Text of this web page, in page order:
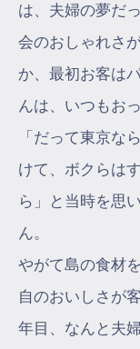
は、夫婦の夢だ
会のおしゃれさ
か、最初お客は
んは、いつもお
「だって東京な
けて、ボクらは
ら」と当時を思
ん。
やがて島の食材
自のおいしさが
年目、なんと夫